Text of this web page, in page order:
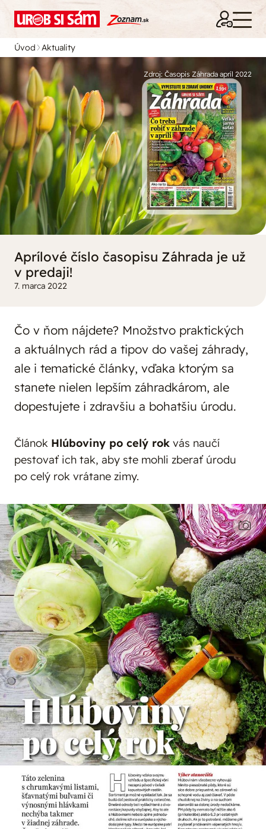
Úvod Aktuality
Zdroj: Časopis Záhrada apríl 2022
Aprílové číslo časopisu Záhrada je už
v predaji!
7. marca 2022
Čo v ňom nájdete? Množstvo praktických
a aktuálnych rád a tipov do vašej záhrady,
ale i tematické články, vďaka ktorým sa
stanete nielen lepším záhradkárom, ale
dopestujete i zdravšiu a bohatšiu úrodu.
Článok Hlúboviny po celý rok vás naučí
pestovať ich tak, aby ste mohli zberať úrodu
po celý rok vrátane zimy.